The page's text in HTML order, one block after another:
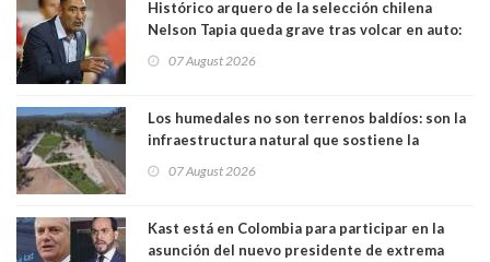
Histórico arquero de la selección chilena
Nelson Tapia queda grave tras volcar en auto:
07 August 2026
Los humedales no son terrenos baldíos: son la
infraestructura natural que sostiene la
07 August 2026
Kast está en Colombia para participar en la
asunción del nuevo presidente de extrema